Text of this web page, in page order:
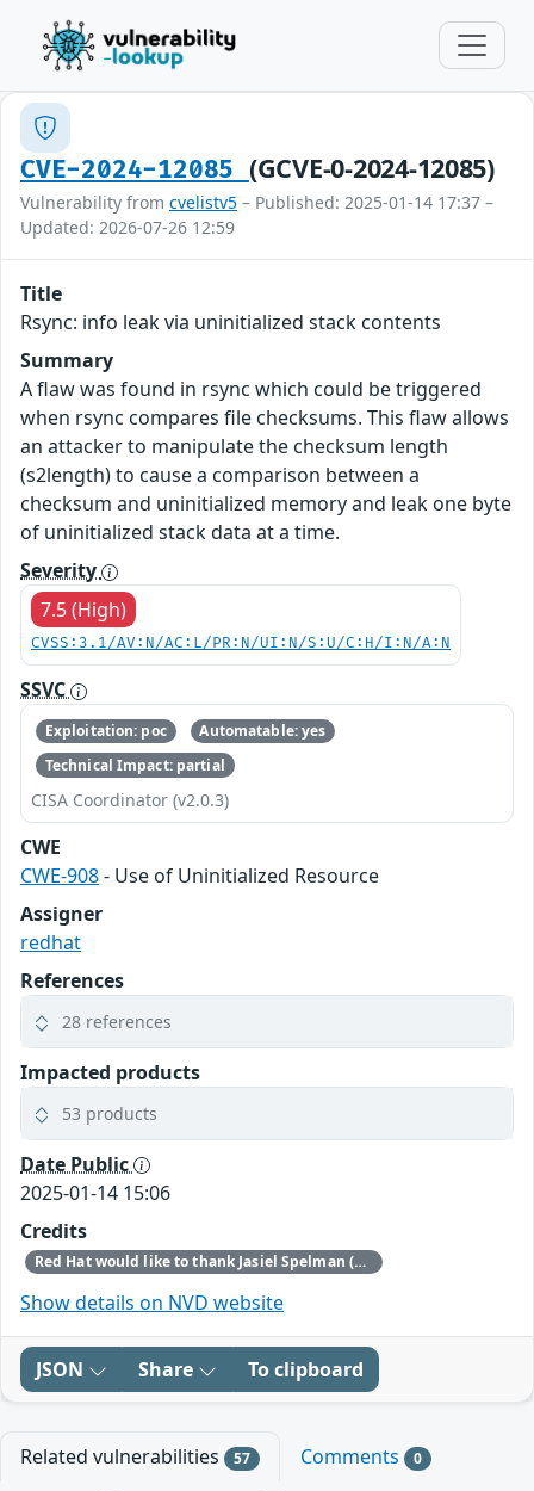
CVE-2024-12085 (GCVE-0-2024-12085)
Vulnerability from cvelistv5 – Published: 2025-01-14 17:37 –
Updated: 2026-07-26 12:59
Title
Rsync: info leak via uninitialized stack contents
Summary
A flaw was found in rsync which could be triggered
when rsync compares file checksums. This flaw allows
an attacker to manipulate the checksum length
(s2length) to cause a comparison between a
checksum and uninitialized memory and leak one byte
of uninitialized stack data at a time.
Severity
7.5 (High)
CVSS:3.1/AV:N/AC:L/PR:N/UI:N/S:U/C:H/I:N/A:N
SSVC
Exploitation: poc
Automatable: yes
Technical Impact: partial
CISA Coordinator (v2.0.3)
CWE
CWE-908- Use of Uninitialized Resource
Assigner
redhat
References
28 references
Impacted products
53 products
Date Public
2025-01-14 15:06
Credits
Red Hat would like to thank Jasiel Spelman (Google), Pedro Gallegos (Google), and Simon Scannell (Google) for reporting this issue.
Show details on NVD website
JSON Share To clipboard
Related vulnerabilities 57 Comments 0